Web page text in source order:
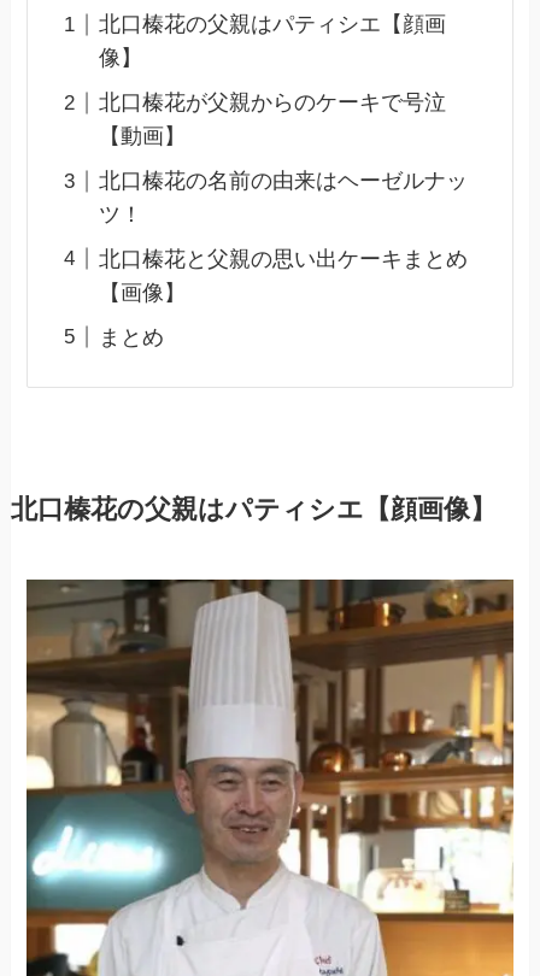
北口榛花の父親はパティシエ【顔画
像】
北口榛花が父親からのケーキで号泣
【動画】
北口榛花の名前の由来はヘーゼルナッ
ツ！
北口榛花と父親の思い出ケーキまとめ
【画像】
まとめ
北口榛花の父親はパティシエ【顔画像】